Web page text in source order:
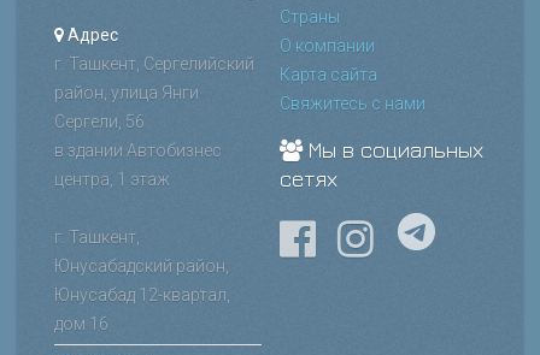
Адрес
г. Ташкент, Сергелийский
район, улица Янги
Сергели, 56
в здании Автобизнес
центра, 1 этаж
г. Ташкент,
Юнусабадский район,
Юнусабад 12-квартал,
дом 16
Страны
О компании
Карта сайта
Свяжитесь с нами
Мы в социальных
сетях